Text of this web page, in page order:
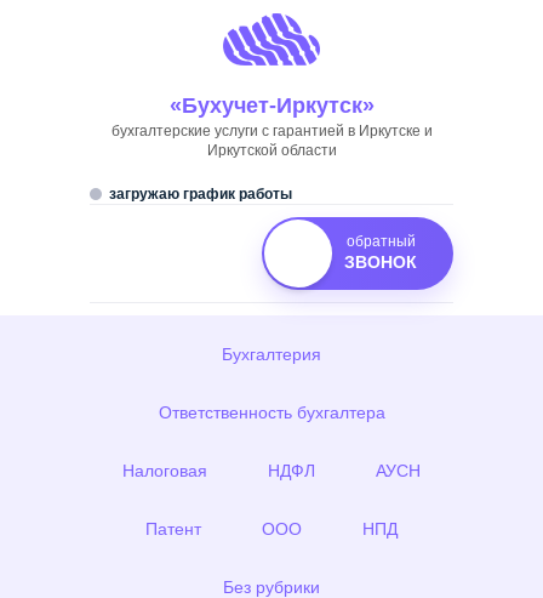
«Бухучет-Иркутск»
бухгалтерские услуги с гарантией в Иркутске и
Иркутской области
загружаю график работы
обратный
ЗВОНОК
Бухгалтерия
Ответственность бухгалтера
Налоговая НДФЛ АУСН
Патент ООО НПД
Без рубрики